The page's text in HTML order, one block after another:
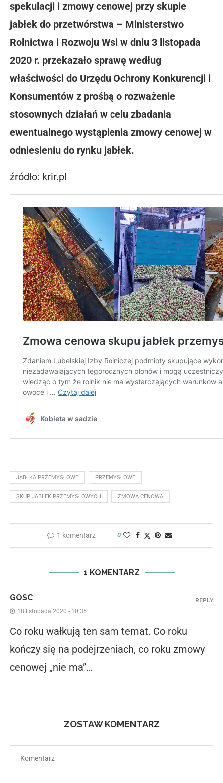
spekulacji i zmowy cenowej przy skupie
jabłek do przetwórstwa – Ministerstwo
Rolnictwa i Rozwoju Wsi w dniu 3 listopada
2020 r. przekazało sprawę według
właściwości do Urzędu Ochrony Konkurencji i
Konsumentów z prośbą o rozważenie
stosownych działań w celu zbadania
ewentualnego wystąpienia zmowy cenowej w
odniesieniu do rynku jabłek.
źródło: krir.pl
JABŁKA PRZEMYSŁOWE PRZEMYSŁOWE
SKUP JABŁEK PRZEMYSŁOWYCH ZMOWA CENOWA
1 komentarz 0
1 KOMENTARZ
GOSC
18 listopada 2020 - 10:35
Co roku wałkują ten sam temat. Co roku
kończy się na podejrzeniach, co roku zmowy
cenowej „nie ma”…
REPLY
ZOSTAW KOMENTARZ